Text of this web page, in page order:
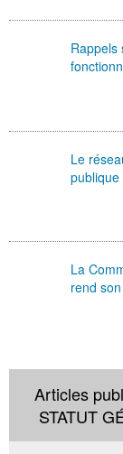
Rappels
Le
publique
La
rend
Articles
STATUT